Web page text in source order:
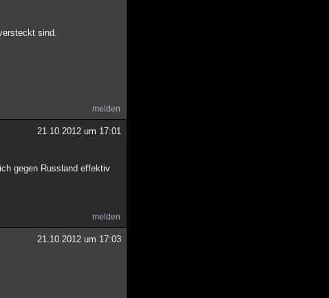
sind.
melden
21.10.2012 um 17:01
gegen Russland effektiv
melden
21.10.2012 um 17:03